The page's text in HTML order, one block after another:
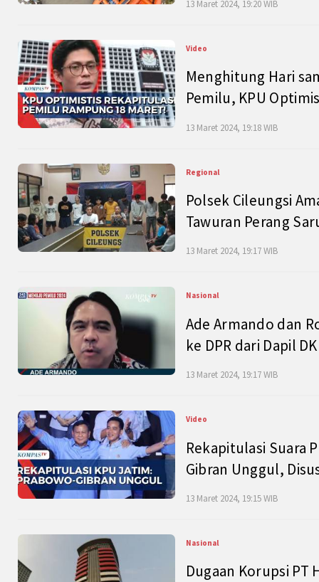
13 Maret 2024, 19:20 WIB
Video
Menghitung Hari
Pemilu, KPU
13 Maret 2024, 19:18 WIB
Regional
Polsek Cileungsi
Tawuran Perang
13 Maret 2024, 19:17 WIB
Nasional
Ade Armando dan
ke DPR dari Dapil
13 Maret 2024, 19:17 WIB
Video
Rekapitulasi Suara
Gibran Unggul,
13 Maret 2024, 19:15 WIB
Nasional
Dugaan Korupsi PT